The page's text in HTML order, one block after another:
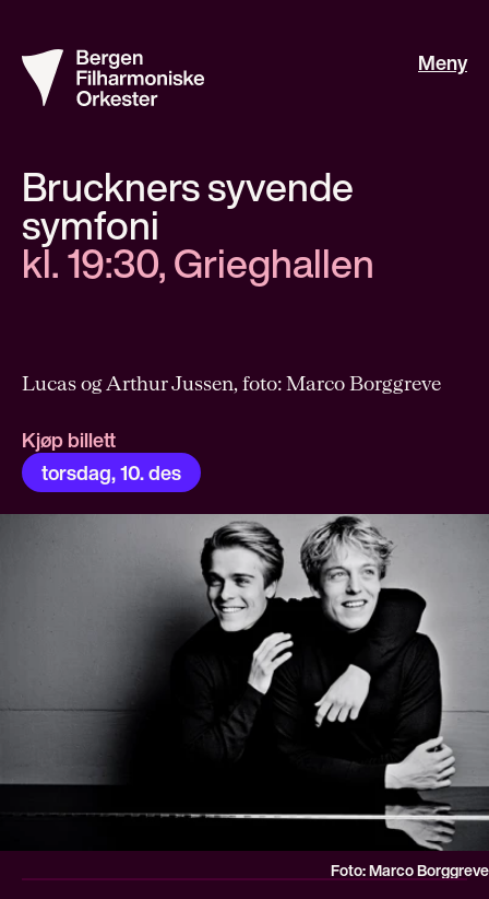
Meny
Bruckners syvende
symfoni
kl. 19:30, Grieghallen
Lucas og Arthur Jussen, foto: Marco Borggreve
Kjøp billett
torsdag, 10. des
Foto: Marco Borggreve